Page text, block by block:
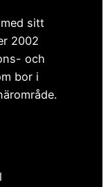
sitt
2002
och
bor i